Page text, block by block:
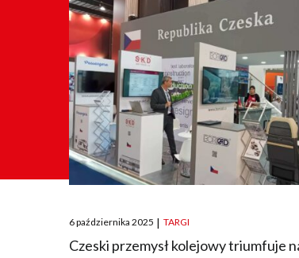
Posted
on
6 października 2025 | TARGI
Czeski przemysł kolejowy triumfuje